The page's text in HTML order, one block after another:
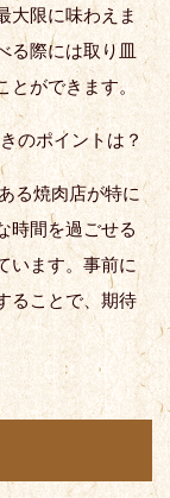
大限に味わえま
る際には取り皿
とができます。
のポイントは？
る焼肉店が特に
時間を過ごせる
います。事前に
ることで、期待